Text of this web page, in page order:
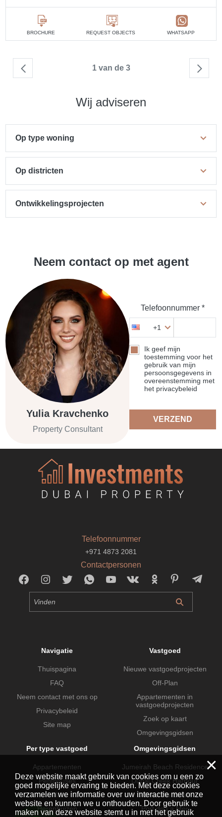
BROCHURE REQUEST OBJECTS WHATSAPP
1 van de 3
Wij adviseren
Op type woning
Op districten
Ontwikkelingsprojecten
Neem contact op met agent
Yulia Kravchenko
Property Consultant
Telefoonnummer *
+1
Ik geef mijn
toestemming voor het
gebruik van mijn
persoonsgegevens in
overeenstemming met
het privacybeleid
VERZEND
Telefoonnummer
+971 4873 2081
Contactpersonen
Navigatie
Thuispagina
FAQ
Neem contact met ons op
Privacybeleid
Site map
Vastgoed
Nieuwe vastgoedprojecten
Off-Plan
Appartementen in
vastgoedprojecten
Zoek op kaart
Omgevingsgidsen
Per type vastgoed
Appartementen
Penthouses
Villa's
Herenhuizen
Omgevingsgidsen
Jumeirah Beach Residence
Dubai Creek Harbour
Dubai Hills Estate
Port de La Mer
×
Deze website maakt gebruik van cookies om u een zo
goed mogelijke ervaring te bieden. Met deze cookies
verzamelen we informatie over uw interactie met onze
website en kunnen we u onthouden. Door gebruik te
maken van deze website stemt u in met het gebruik